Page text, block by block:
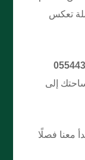
تعكس
إلى
معنا فصلًا